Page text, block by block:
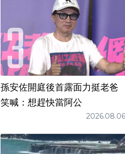
孫安佐開庭後首露面力挺老
笑喊：想趕快當阿公